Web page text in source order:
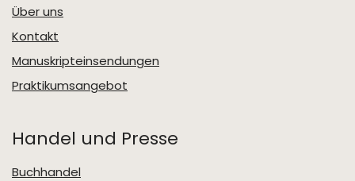
Über uns
Kontakt
Manuskripteinsendungen
Praktikumsangebot
Handel und Presse
Buchhandel